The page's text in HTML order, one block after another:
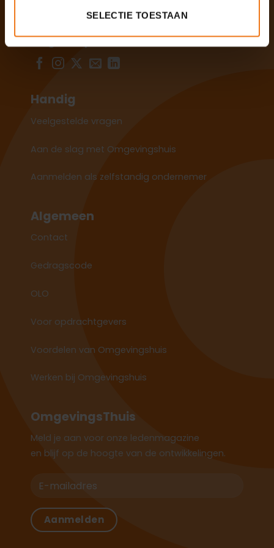
SELECTIE TOESTAAN
Contact
Volg ons op socials
Handig
Veelgestelde vragen
Aan de slag met Omgevingshuis
Aanmelden als zelfstandig ondernemer
Algemeen
Contact
Gedragscode
OLO
Voor opdrachtgevers
Voordelen van Omgevingshuis
Werken bij Omgevingshuis
OmgevingsThuis
Meld je aan voor onze ledenmagazine
en blijf op de hoogte van de ontwikkelingen.